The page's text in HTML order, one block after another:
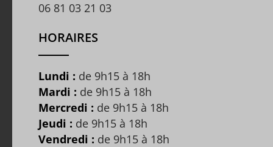
06 81 03 21 03
HORAIRES
Lundi : de 9h15 à 18h
Mardi : de 9h15 à 18h
Mercredi : de 9h15 à 18h
Jeudi : de 9h15 à 18h
Vendredi : de 9h15 à 18h